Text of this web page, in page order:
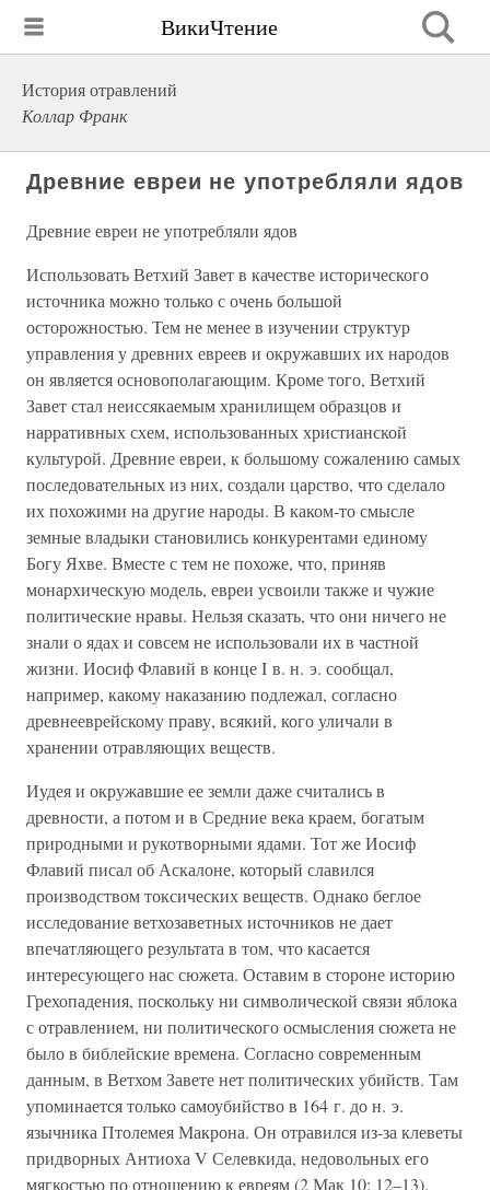
ВикиЧтение
История отравлений
Коллар Франк
Древние евреи не употребляли ядов
Древние евреи не употребляли ядов
Использовать Ветхий Завет в качестве исторического
источника можно только с очень большой
осторожностью. Тем не менее в изучении структур
управления у древних евреев и окружавших их народов
он является основополагающим. Кроме того, Ветхий
Завет стал неиссякаемым хранилищем образцов и
нарративных схем, использованных христианской
культурой. Древние евреи, к большому сожалению самых
последовательных из них, создали царство, что сделало
их похожими на другие народы. В каком-то смысле
земные владыки становились конкурентами единому
Богу Яхве. Вместе с тем не похоже, что, приняв
монархическую модель, евреи усвоили также и чужие
политические нравы. Нельзя сказать, что они ничего не
знали о ядах и совсем не использовали их в частной
жизни. Иосиф Флавий в конце I в. н. э. сообщал,
например, какому наказанию подлежал, согласно
древнееврейскому праву, всякий, кого уличали в
хранении отравляющих веществ.
Иудея и окружавшие ее земли даже считались в
древности, а потом и в Средние века краем, богатым
природными и рукотворными ядами. Тот же Иосиф
Флавий писал об Аскалоне, который славился
производством токсических веществ. Однако беглое
исследование ветхозаветных источников не дает
впечатляющего результата в том, что касается
интересующего нас сюжета. Оставим в стороне историю
Грехопадения, поскольку ни символической связи яблока
с отравлением, ни политического осмысления сюжета не
было в библейские времена. Согласно современным
данным, в Ветхом Завете нет политических убийств. Там
упоминается только самоубийство в 164 г. до н. э.
язычника Птолемея Макрона. Он отравился из-за клеветы
придворных Антиоха V Селевкида, недовольных его
мягкостью по отношению к евреям (2 Мак 10: 12–13).